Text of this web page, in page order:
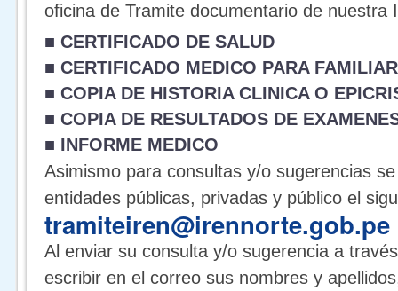
oficina de Tramite documentario de nuestra
■ CERTIFICADO DE SALUD
■ CERTIFICADO MEDICO PARA
■ COPIA DE HISTORIA CLINICA O
■ COPIA DE RESULTADOS DE
■ INFORME MEDICO
Asimismo para consultas y/o sugerencias
entidades públicas, privadas y público el
tramiteiren@irennorte.gob.pe
Al enviar su consulta y/o sugerencia a
escribir en el correo sus nombres y